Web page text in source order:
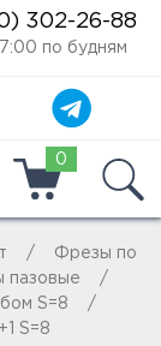
302-26-88
по будням
0
Фрезы по
пазовые
S=8
S=8